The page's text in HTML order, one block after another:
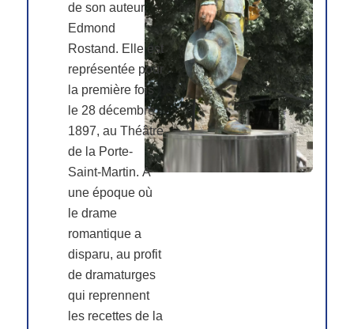
de son auteur,
Edmond
Rostand. Elle est
représentée pour
la première fois
le 28 décembre
1897, au Théâtre
de la Porte-
Saint-Martin. À
une époque où
le drame
romantique a
disparu, au profit
de dramaturges
qui reprennent
les recettes de la